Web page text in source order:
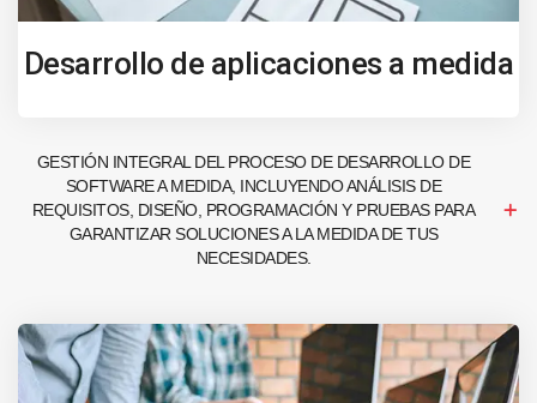
Desarrollo de aplicaciones a medida
GESTIÓN INTEGRAL DEL PROCESO DE DESARROLLO DE
SOFTWARE A MEDIDA, INCLUYENDO ANÁLISIS DE
REQUISITOS, DISEÑO, PROGRAMACIÓN Y PRUEBAS PARA
GARANTIZAR SOLUCIONES A LA MEDIDA DE TUS
NECESIDADES.